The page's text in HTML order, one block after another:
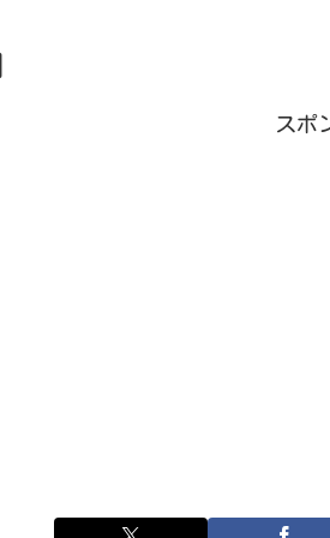
スポ